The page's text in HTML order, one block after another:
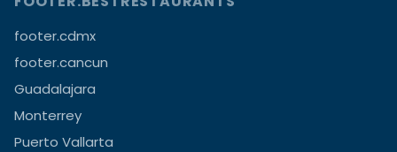
footer.cdmx
footer.cancun
Guadalajara
Monterrey
Puerto Vallarta